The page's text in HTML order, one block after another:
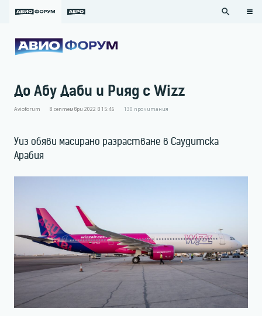
search
До Абу Даби и Рияд с Wizz
Avioforum 8 септември 2022 в 15:46 130 прочитания
Уиз обяви масирано разрастване в Саудитска
Арабия